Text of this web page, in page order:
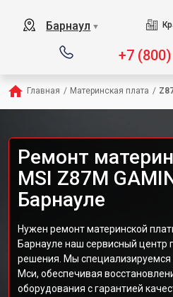
Барнаул ▼
+7
Главная / Материнская плата /
Ремонт
MSI Z87M
Барнауле
Нужен ремонт материнской
Барнауле наш сервисный центр
решения. Мы специализируемся
Мси, обеспечивая
оборудования с гарантией